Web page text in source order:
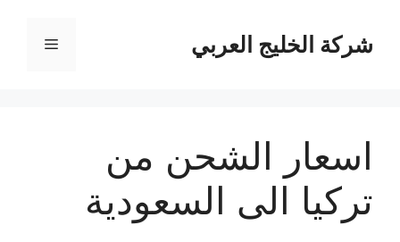
المحتوىشركة الخليج العربي القائمة
اسعار الشحن من
تركيا الى السعودية